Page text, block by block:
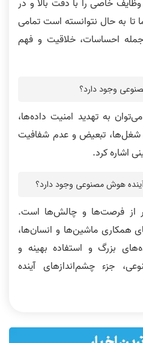
خاصی را با دقت بالا و در
تا به حال نتوانسته است تمامی
احساسات، خلاقیت و فهم
وجود دارد؟
به تهدید امنیت داده‌ها،
شغل‌ها، تبعیض و عدم شفافیت
اشاره کرد.
هوش مصنوعی وجود دارد؟
از فرصت‌ها و چالش‌ها است.
همکاری ماشین‌ها و انسان‌ها،
بزرگ و استفاده بهینه و
جزء چشم‌انداز‌های آینده